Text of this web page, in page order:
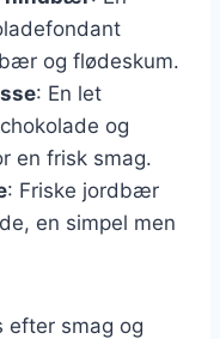
og flødeskum.
: En let
og
en frisk smag.
: Friske jordbær
en simpel men
efter smag og